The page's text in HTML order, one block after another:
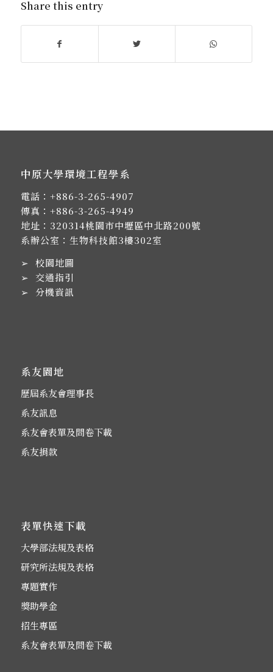
Share this entry
中原大學環境工程學系
電話： +886-3-265-4907
傳真：+886-3-265-4949
地址： 320314桃園市中壢區中北路200號
系辦公室：生物科技館3樓302室
➢ 校園地圖
➢ 交通指引
➢ 分機資訊
系友園地
歷屆系友會理事長
系友訊息
系友會表單及問卷下載
系友捐款
表單快速下載
大學部法規及表格
研究所法規及表格
專題實作
獎助學金
招生專區
系友會表單及問卷下載